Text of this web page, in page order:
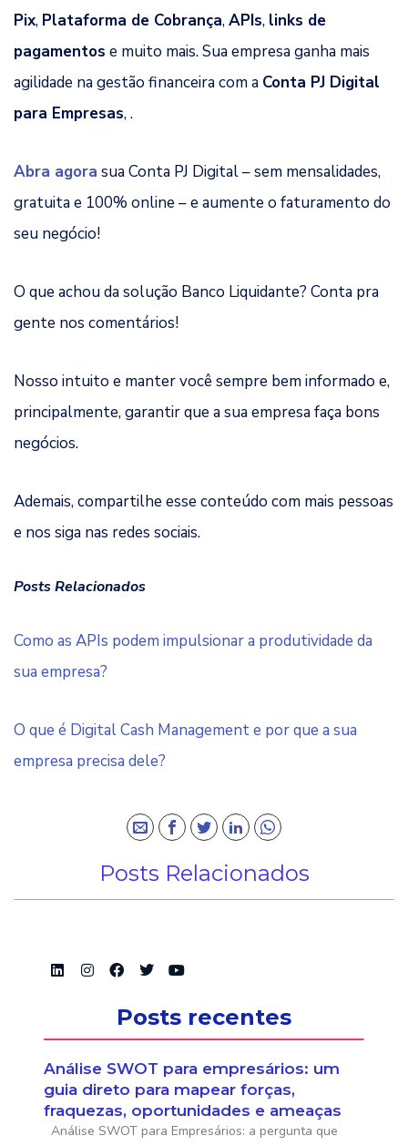
Pix, Plataforma de Cobrança,APIs, links de
pagamentos e muito mais. Sua empresa ganha mais
agilidade na gestão financeira com a Conta PJ Digital
para Empresas, .
Abra agora sua Conta PJ Digital – sem mensalidades,
gratuita e 100% online – e aumente o faturamento do
seu negócio!
O que achou da solução Banco Liquidante? Conta pra
gente nos comentários!
Nosso intuito e manter você sempre bem informado e,
principalmente, garantir que a sua empresa faça bons
negócios.
Ademais, compartilhe esse conteúdo com mais pessoas
e nos siga nas redes sociais.
Posts Relacionados
Como as APIs podem impulsionar a produtividade da
sua empresa?
O que é Digital Cash Management e por que a sua
empresa precisa dele?
Posts Relacionados
Posts recentes
Análise SWOT para empresários: um
guia direto para mapear forças,
fraquezas, oportunidades e ameaças
Análise SWOT para Empresários: a pergunta que